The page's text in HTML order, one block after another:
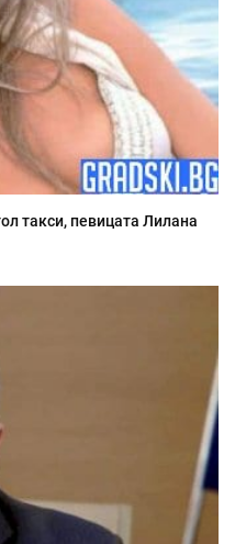
такси, певицата Лилана